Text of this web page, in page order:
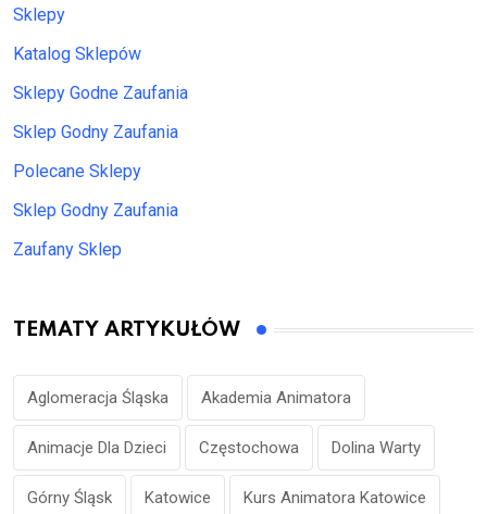
Sklepy
Katalog Sklepów
Sklepy Godne Zaufania
Sklep Godny Zaufania
Polecane Sklepy
Sklep Godny Zaufania
Zaufany Sklep
TEMATY ARTYKUŁÓW
Aglomeracja Śląska Akademia Animatora
Animacje Dla Dzieci Częstochowa Dolina Warty
Górny Śląsk Katowice Kurs Animatora Katowice